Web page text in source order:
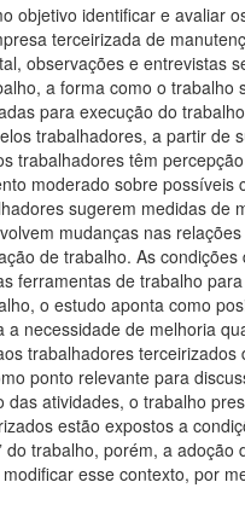
objetivo identificar e avaliar
terceirizada de
observações e entrevistas
a forma como o
para execução do
trabalhadores, a partir de
trabalhadores têm
moderado sobre possíveis
sugerem medidas de
mudanças nas
de trabalho. As
ferramentas de trabalho
o estudo aponta como
a necessidade de melhoria
trabalhadores
ponto relevante para
das atividades, o trabalho
estão expostos a
do trabalho, porém, a
esse contexto, por